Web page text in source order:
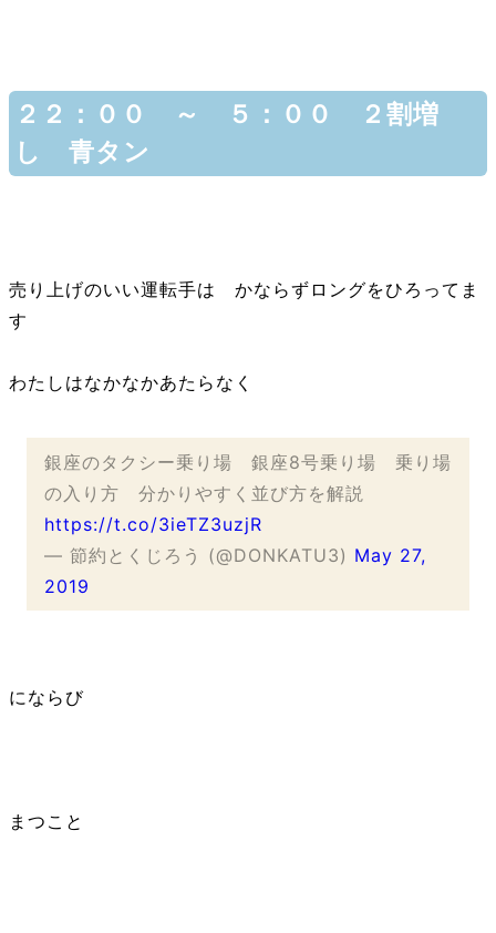
２２：００ ～ ５：００ ２割増
し 青タン
売り上げのいい運転手は かならずロングをひろってま
す
わたしはなかなかあたらなく
銀座のタクシー乗り場 銀座8号乗り場 乗り場
の入り方 分かりやすく並び方を解説
https://t.co/3ieTZ3uzjR
— 節約とくじろう (@DONKATU3) May 27,
2019
にならび
まつこと